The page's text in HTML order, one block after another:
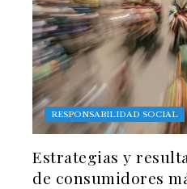
RESPONSABILIDAD SOCIAL
Estrategias y
de consumidores